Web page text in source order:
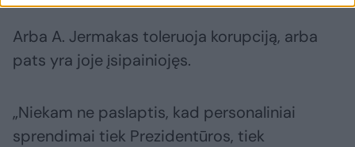
Arba A. Jermakas toleruoja korupciją, arba
pats yra joje įsipainiojęs.
„Niekam ne paslaptis, kad personaliniai
sprendimai tiek Prezidentūros, tiek